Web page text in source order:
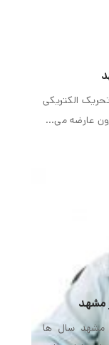
الکتریکی
مشهد
مشهد سال ها